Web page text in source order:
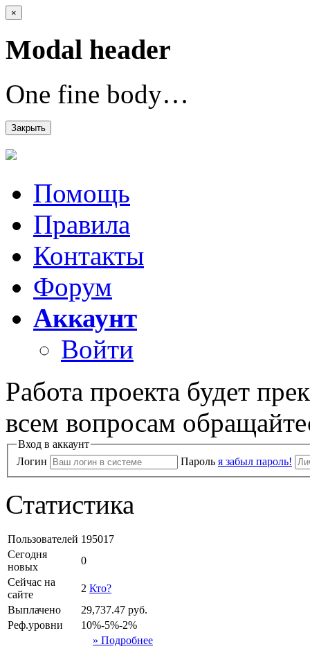
×
Modal header
One fine body…
Закрыть
Помощь
Правила
Контакты
Форум
Аккаунт
Войти
Работа проекта будет
всем вопросам
Вход в аккаунт
Логин
Пароль я забыл пароль!
Статистика
Пользователей 195017
Сегодня
новых
0
Сейчас на
сайте
2 Кто?
Выплачено
29,737.47 руб.
Реф.уровни
10%-5%-2%
» Подробнее